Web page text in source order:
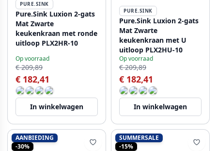
PURE.SINK
Pure.Sink Luxion 2-gats
Mat Zwarte
keukenkraan met ronde
uitloop PLX2HR-10
Op voorraad
€ 209,89
€ 182,41
In winkelwagen
PURE.SINK
Pure.Sink Luxion 2-gats
Mat Zwarte
keukenkraan met U
uitloop PLX2HU-10
Op voorraad
€ 209,89
€ 182,41
In winkelwagen
AANBIEDING
-30%
SUMMERSALE
-15%